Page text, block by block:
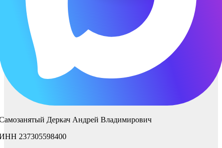
Деркач Андрей Владимирович
237305598400